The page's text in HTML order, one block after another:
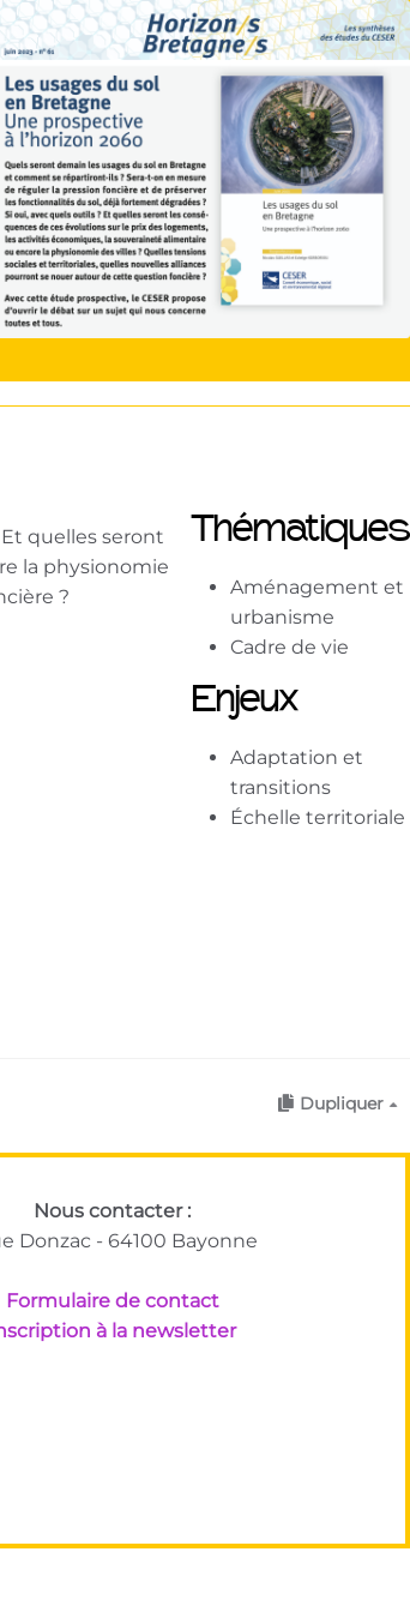
quelles seront
la physionomie
?
Thématiques
Aménagement et
urbanisme
Cadre de vie
Enjeux
Adaptation et
transitions
Échelle territoriale
Dupliquer
Nous contacter :
Donzac - 64100 Bayonne
Formulaire de contact
à la newsletter